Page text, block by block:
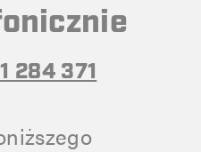
284 371